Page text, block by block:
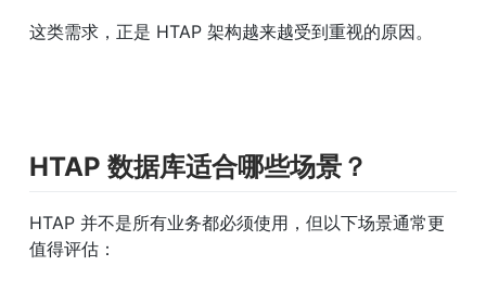
这类需求，正是 HTAP 架构越来越受到重视的原因。
HTAP 数据库适合哪些场景？
HTAP 并不是所有业务都必须使用，但以下场景通常更
值得评估：